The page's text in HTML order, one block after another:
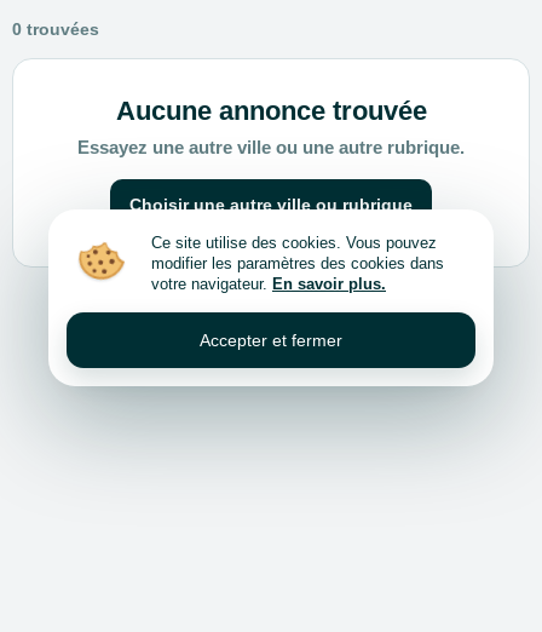
0 trouvées
Aucune annonce trouvée
Essayez une autre ville ou une autre rubrique.
Choisir une autre ville ou rubrique
Ce site utilise des cookies. Vous pouvez
modifier les paramètres des cookies dans
votre navigateur. En savoir plus.
Accepter et fermer